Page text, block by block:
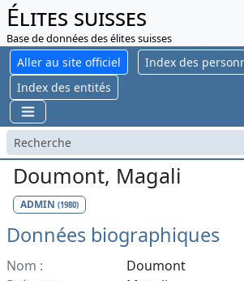
Élites suisses
Base de données des élites suisses
Aller au site officiel
Index des
Index des entités
Doumont, Magali
ADMIN (1980)
Données biographiques
Nom :
Doumont